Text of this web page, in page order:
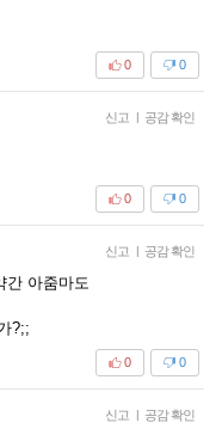
0
0
신고 | 공감 확인
0
0
신고 | 공감 확인
간 아줌마도
?;;
0
0
신고 | 공감 확인